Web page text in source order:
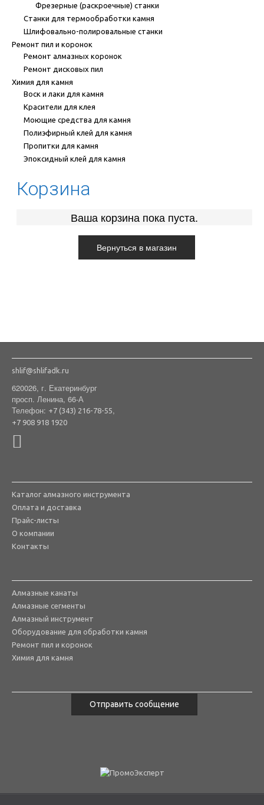
Фрезерные (раскроечные) станки
Станки для термообработки камня
Шлифовально-полировальные станки
Ремонт пил и коронок
Ремонт алмазных коронок
Ремонт дисковых пил
Химия для камня
Воск и лаки для камня
Красители для клея
Моющие средства для камня
Полиэфирный клей для камня
Пропитки для камня
Эпоксидный клей для камня
Корзина
Ваша корзина пока пуста.
Вернуться в магазин
shlif@shlifadk.ru
620026, г. Екатеринбург
просп. Ленина, 66-А
Телефон: +7 (343) 216-78-55,
+7 908 918 1920
Каталог алмазного инструмента
Оплата и доставка
Прайс-листы
О компании
Контакты
Алмазные канаты
Алмазные сегменты
Алмазный инструмент
Оборудование для обработки камня
Ремонт пил и коронок
Химия для камня
Отправить сообщение